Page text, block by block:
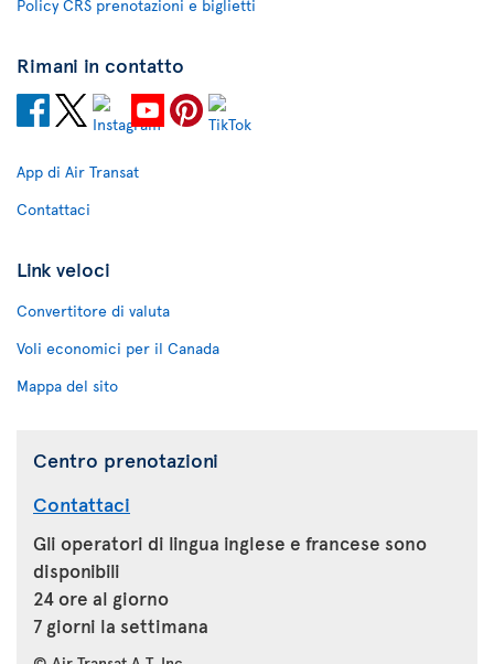
Policy CRS prenotazioni e biglietti
Rimani in contatto
App di Air Transat
Contattaci
Link veloci
Convertitore di valuta
Voli economici per il Canada
Mappa del sito
Centro prenotazioni
Contattaci
Gli operatori di lingua inglese e francese sono
disponibili
24 ore al giorno
7 giorni la settimana